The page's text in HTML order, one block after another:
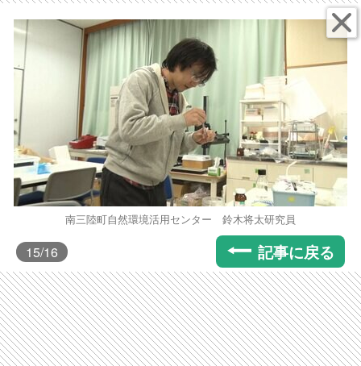
南三陸町自然環境活用センター 鈴木将太研究員
15/16 記事に戻る